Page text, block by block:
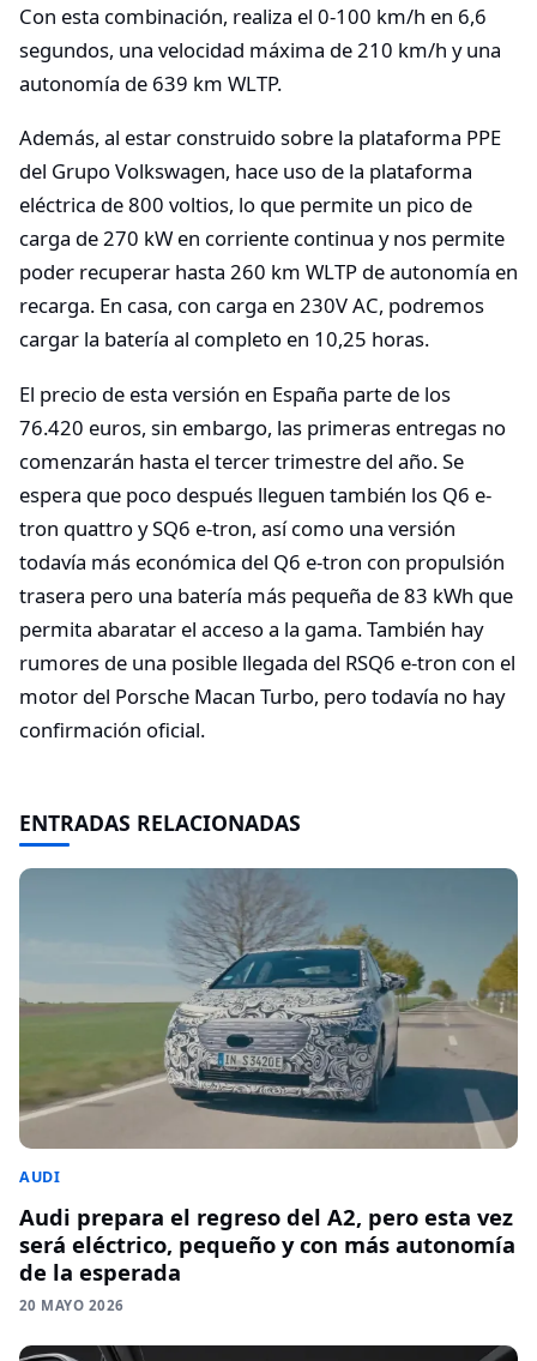
Con esta combinación, realiza el 0-100 km/h en 6,6
segundos, una velocidad máxima de 210 km/h y una
autonomía de 639 km WLTP.
Además, al estar construido sobre la plataforma PPE
del Grupo Volkswagen, hace uso de la plataforma
eléctrica de 800 voltios, lo que permite un pico de
carga de 270 kW en corriente continua y nos permite
poder recuperar hasta 260 km WLTP de autonomía en
recarga. En casa, con carga en 230V AC, podremos
cargar la batería al completo en 10,25 horas.
El precio de esta versión en España parte de los
76.420 euros, sin embargo, las primeras entregas no
comenzarán hasta el tercer trimestre del año. Se
espera que poco después lleguen también los Q6 e-
tron quattro y SQ6 e-tron, así como una versión
todavía más económica del Q6 e-tron con propulsión
trasera pero una batería más pequeña de 83 kWh que
permita abaratar el acceso a la gama. También hay
rumores de una posible llegada del RSQ6 e-tron con el
motor del Porsche Macan Turbo, pero todavía no hay
confirmación oficial.
ENTRADAS RELACIONADAS
AUDI
Audi prepara el regreso del A2, pero esta vez
será eléctrico, pequeño y con más autonomía
de la esperada
20 MAYO 2026